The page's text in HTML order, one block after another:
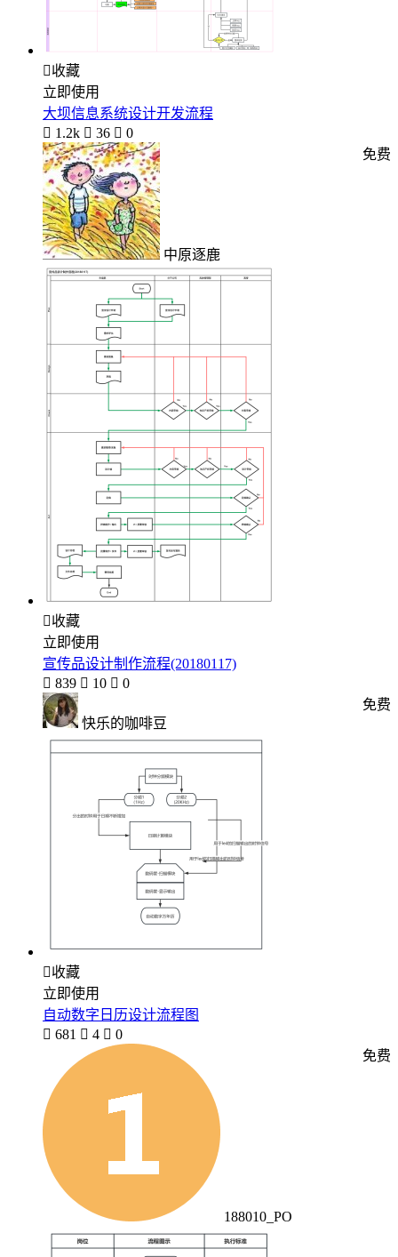
收藏
立即使用
大坝信息系统设计开发流程
 1.2k  36  0
中原逐鹿
免费
收藏
立即使用
宣传品设计制作流程(20180117)
 839  10  0
快乐的咖啡豆
免费
收藏
立即使用
自动数字日历设计流程图
 681  4  0
188010_PO
免费